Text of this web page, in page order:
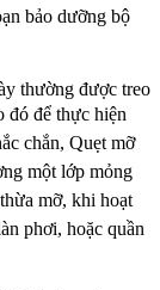
bảo dưỡng bộ
thường được treo
đó để thực hiện
chắn, Quẹt mỡ
một lớp mỏng
mỡ, khi hoạt
phơi, hoặc quần